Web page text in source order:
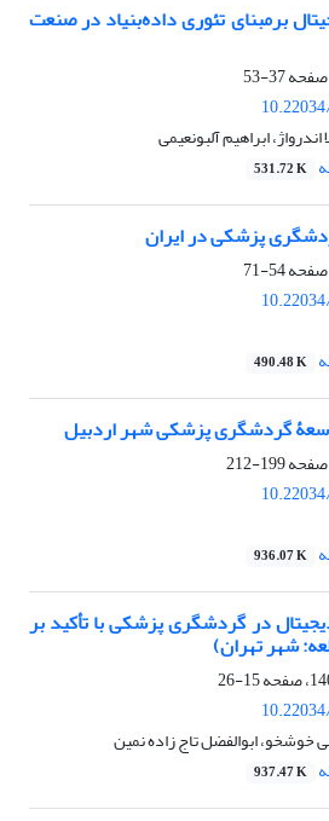
برمبنای تئوری داده‌بنیاد در صنعت
37-53
ابراهیم آلبونعیمی
531.72 K
پزشکی در ایران
54-71
490.48 K
گردشگری‌ پزشکی شهر اردبیل
199-212
936.07 K
در گردشگری پزشکی با تأکید بر
شهر تهران)
15-26
خوشخو، ابوالفضل تاج زاده نمین
937.47 K